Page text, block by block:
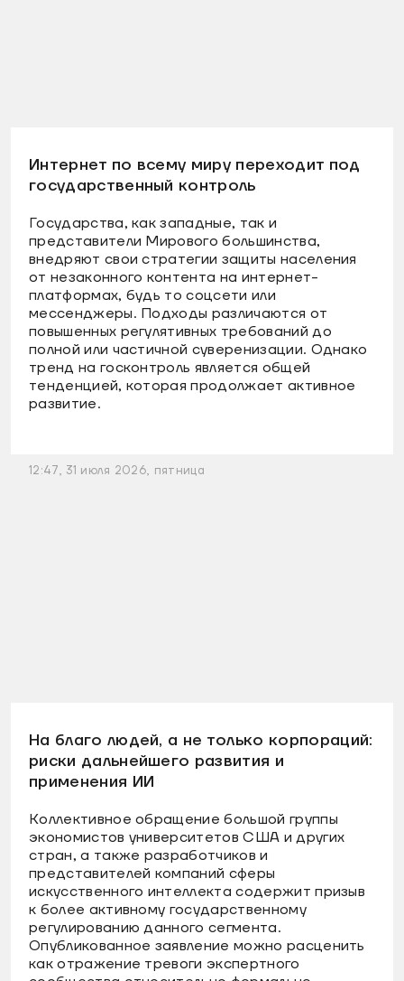
Интернет по всему миру переходит под
государственный контроль
Государства, как западные, так и
представители Мирового большинства,
внедряют свои стратегии защиты населения
от незаконного контента на интернет-
платформах, будь то соцсети или
мессенджеры. Подходы различаются от
повышенных регулятивных требований до
полной или частичной суверенизации. Однако
тренд на госконтроль является общей
тенденцией, которая продолжает активное
развитие.
12:47, 31 июля 2026, пятница
На благо людей, а не только корпораций:
риски дальнейшего развития и
применения ИИ
Коллективное обращение большой группы
экономистов университетов США и других
стран, а также разработчиков и
представителей компаний сферы
искусственного интеллекта содержит призыв
к более активному государственному
регулированию данного сегмента.
Опубликованное заявление можно расценить
как отражение тревоги экспертного